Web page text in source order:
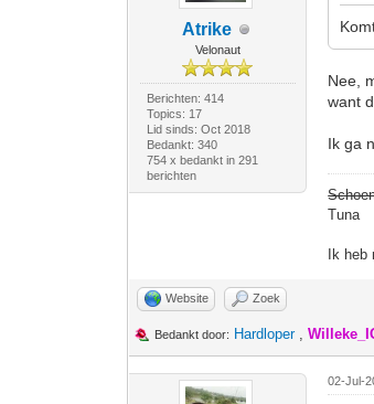
Atrike
Velonaut
Berichten: 414
Topics: 17
Lid sinds: Oct 2018
Bedankt: 340
754 x bedankt in 291
berichten
Nee,
want
Ik ga
Tuna
Ik
Website Zoek
Bedankt door: Hardloper,
02-Jul-